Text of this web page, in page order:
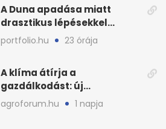
A Duna apadása miatt
drasztikus lépésekkel
védenék a cernavodăi
atomerőművet
portfolio.hu 23 órája
A klíma átírja a
gazdálkodást: új
megoldásokat keres a
mezőgazdaság
agroforum.hu 1 napja